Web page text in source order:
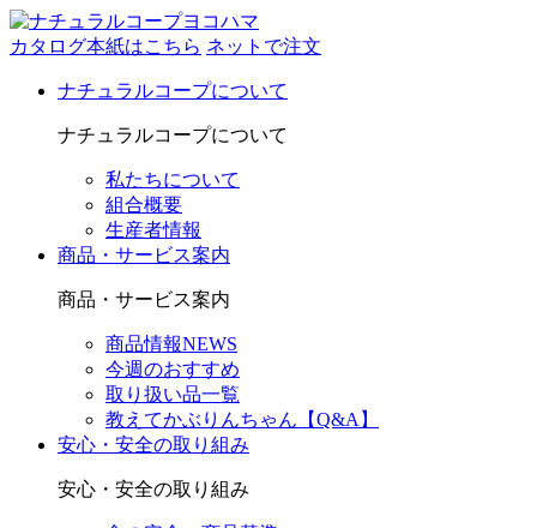
カタログ本紙はこちら ネットで注文
ナチュラルコープについて
ナチュラルコープについて
私たちについて
組合概要
生産者情報
商品・サービス案内
商品・サービス案内
商品情報NEWS
今週のおすすめ
取り扱い品一覧
教えてかぶりんちゃん【Q&A】
安心・安全の取り組み
安心・安全の取り組み